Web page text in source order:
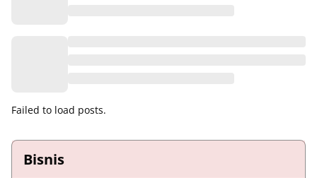
Failed to load posts.
Bisnis